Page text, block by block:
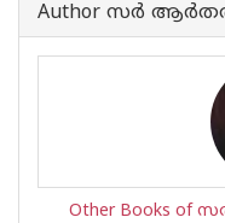
Author സര്‍
Other Books